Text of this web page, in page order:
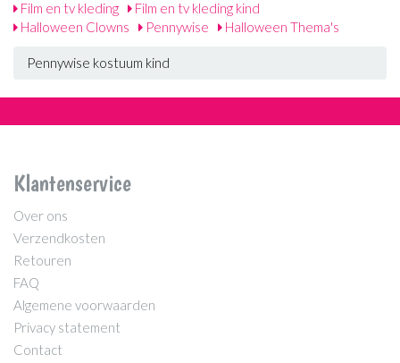
Film en tv kleding
Film en tv kleding kind
Halloween Clowns
Pennywise Halloween Thema's
Pennywise kostuum kind
Klantenservice
Over ons
Verzendkosten
Retouren
FAQ
Algemene voorwaarden
Privacy statement
Contact